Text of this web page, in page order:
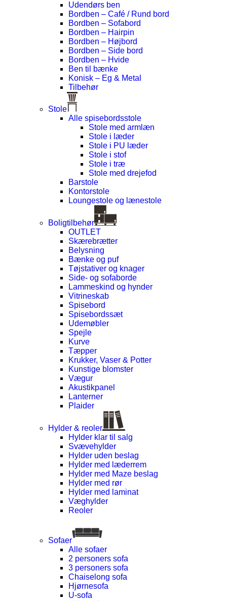
Udendørs ben
Bordben – Café / Rund bord
Bordben – Sofabord
Bordben – Hairpin
Bordben – Højbord
Bordben – Side bord
Bordben – Hvide
Ben til bænke
Konisk – Eg & Metal
Tilbehør
Stole
Alle spisebordsstole
Stole med armlæn
Stole i læder
Stole i PU læder
Stole i stof
Stole i træ
Stole med drejefod
Barstole
Kontorstole
Loungestole og lænestole
Boligtilbehør
OUTLET
Skærebrætter
Belysning
Bænke og puf
Tøjstativer og knager
Side- og sofaborde
Lammeskind og hynder
Vitrineskab
Spisebord
Spisebordssæt
Udemøbler
Spejle
Kurve
Tæpper
Krukker, Vaser & Potter
Kunstige blomster
Vægur
Akustikpanel
Lanterner
Plaider
Hylder & reoler
Hylder klar til salg
Svævehylder
Hylder uden beslag
Hylder med læderrem
Hylder med Maze beslag
Hylder med rør
Hylder med laminat
Væghylder
Reoler
Sofaer
Alle sofaer
2 personers sofa
3 personers sofa
Chaiselong sofa
Hjørnesofa
U-sofa